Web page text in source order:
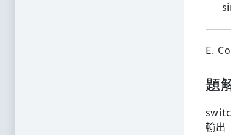
E.
題
輸出